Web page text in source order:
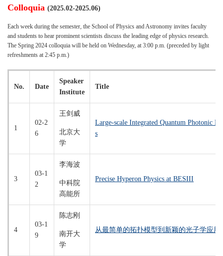
Colloquia (2025.02-2025.06)
Each week during the semester, the School of Physics and Astronomy invites faculty
and students to hear prominent scientists discuss the leading edge of physics research.
The Spring 2024 colloquia will be held on Wednesday, at 3:00 p.m. (preceded by light
refreshments at 2:45 p.m.)
No. Date
Speaker
Institute
Title
1
02-2
6
王剑威
北京大
学
Large-scale Integrated Quantum Photonic
s
3
03-1
2
李海波
中科院
高能所
Precise Hyperon Physics at BESIII
4
03-1
9
陈志刚
南开大
学
从最简单的拓扑模型到新颖的光子学应用